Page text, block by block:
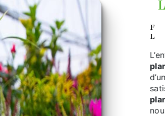
FLEURS À PLANTER À